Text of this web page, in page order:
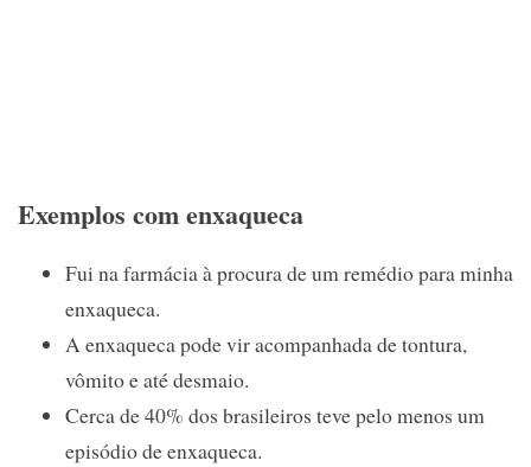
Exemplos com enxaqueca
Fui na farmácia à procura de um remédio para minha
enxaqueca.
A enxaqueca pode vir acompanhada de tontura,
vômito e até desmaio.
Cerca de 40% dos brasileiros teve pelo menos um
episódio de enxaqueca.